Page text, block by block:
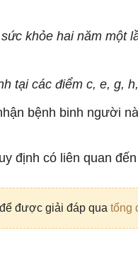
khỏe hai năm một
tại các điểm c, e, g,
bệnh binh người
định có liên quan
được giải đáp qua tổng